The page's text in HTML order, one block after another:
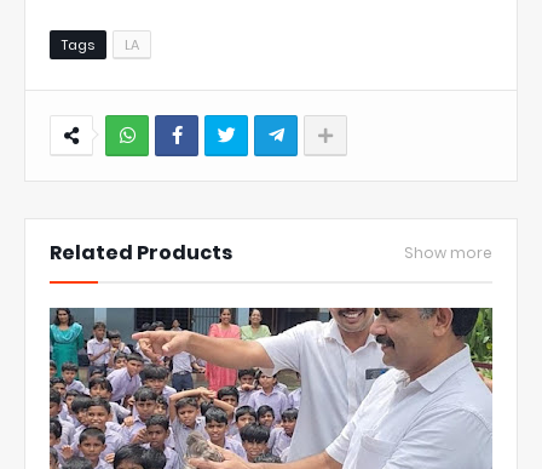
Tags LA
Related Products Show more